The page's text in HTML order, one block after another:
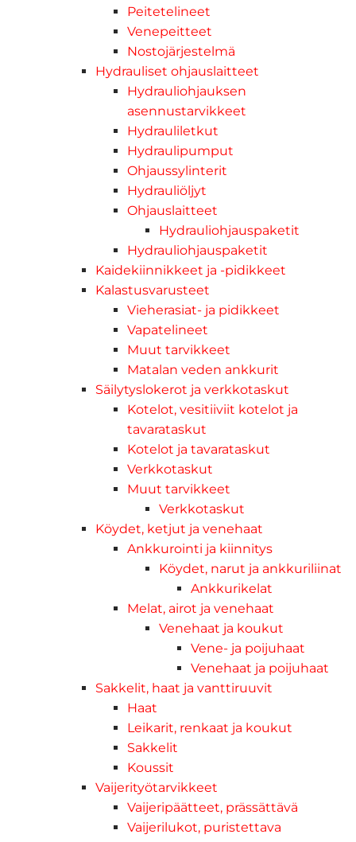
Peitetelineet
Venepeitteet
Nostojärjestelmä
Hydrauliset ohjauslaitteet
Hydrauliohjauksen
asennustarvikkeet
Hydrauliletkut
Hydraulipumput
Ohjaussylinterit
Hydrauliöljyt
Ohjauslaitteet
Hydrauliohjauspaketit
Hydrauliohjauspaketit
Kaidekiinnikkeet ja -pidikkeet
Kalastusvarusteet
Vieherasiat- ja pidikkeet
Vapatelineet
Muut tarvikkeet
Matalan veden ankkurit
Säilytyslokerot ja verkkotaskut
Kotelot, vesitiiviit kotelot ja
tavarataskut
Kotelot ja tavarataskut
Verkkotaskut
Muut tarvikkeet
Verkkotaskut
Köydet, ketjut ja venehaat
Ankkurointi ja kiinnitys
Köydet, narut ja ankkuriliinat
Ankkurikelat
Melat, airot ja venehaat
Venehaat ja koukut
Vene- ja poijuhaat
Venehaat ja poijuhaat
Sakkelit, haat ja vanttiruuvit
Haat
Leikarit, renkaat ja koukut
Sakkelit
Koussit
Vaijerityötarvikkeet
Vaijeripäätteet, prässättävä
Vaijerilukot, puristettava